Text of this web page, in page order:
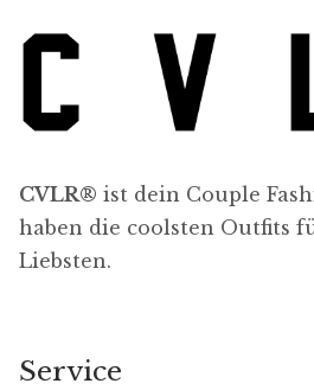
CVLR® ist dein Couple
haben die coolsten Outfits
Liebsten.
Service